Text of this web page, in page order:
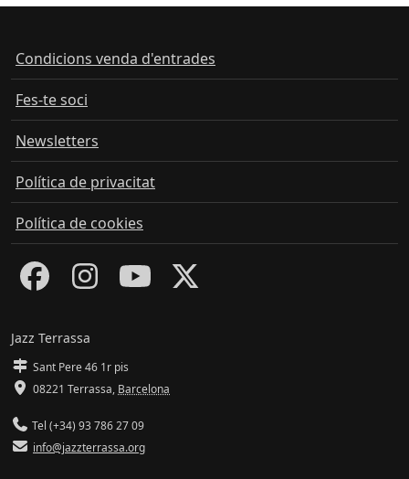
Condicions venda d'entrades
Fes-te soci
Newsletters
Política de privacitat
Política de cookies
Jazz Terrassa
Sant Pere 46 1r pis
08221 Terrassa, Barcelona
Tel (+34) 93 786 27 09
info@jazzterrassa.org